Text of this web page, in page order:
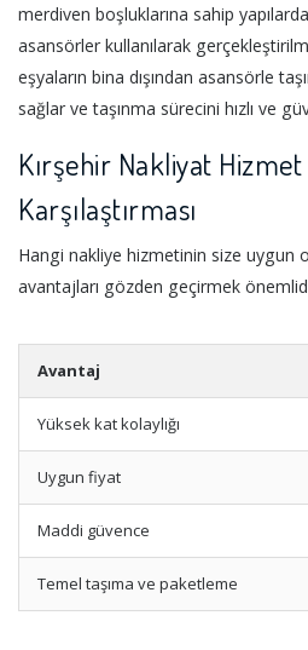
merdiven boşluklarına sahip
asansörler kullanılarak
eşyaların bina dışından asansörle
sağlar ve taşınma sürecini hızlı ve
Kırşehir Nakliyat
Karşılaştırması
Hangi nakliye hizmetinin size uygun
avantajları gözden geçirmek
Avantaj
Yüksek kat kolaylığı
Uygun fiyat
Maddi güvence
Temel taşıma ve paketleme